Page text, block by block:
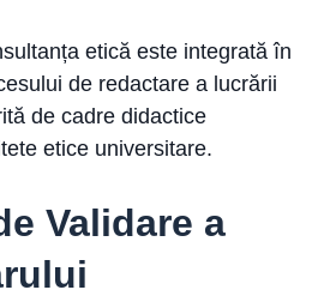
etică este integrată în
de redactare a lucrării
de cadre didactice
etice universitare.
Validare a